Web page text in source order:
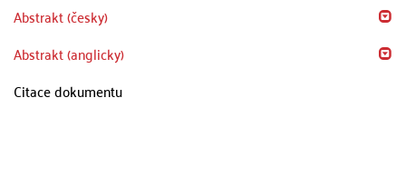
Abstrakt (česky)
Abstrakt (anglicky)
Citace dokumentu